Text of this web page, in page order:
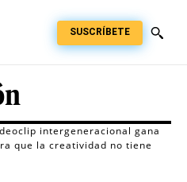
SUSCRÍBETE
intergeneracional gana
que la creatividad no tiene